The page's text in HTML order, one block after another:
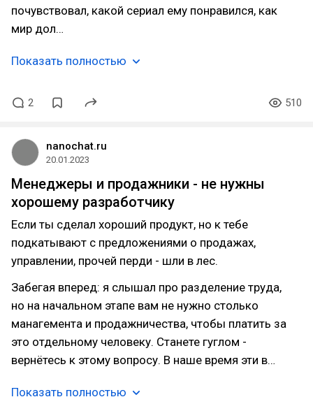
почувствовал, какой сериал ему понравился, как
мир дол…
Показать полностью
2 510
nanochat.ru
20.01.2023
Менеджеры и продажники - не нужны
хорошему разработчику
Если ты сделал хороший продукт, но к тебе
подкатывают с предложениями о продажах,
управлении, прочей перди - шли в лес.
Забегая вперед: я слышал про разделение труда,
но на начальном этапе вам не нужно столько
манагемента и продажничества, чтобы платить за
это отдельному человеку. Станете гуглом -
вернётесь к этому вопросу. В наше время эти в…
Показать полностью